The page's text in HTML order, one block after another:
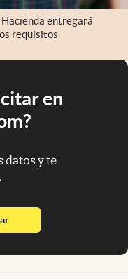
entregará
requisitos
en
datos y te
abre en nueva pestaña